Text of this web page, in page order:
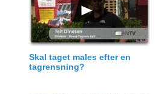
Skal taget males efter en
tagrensning?